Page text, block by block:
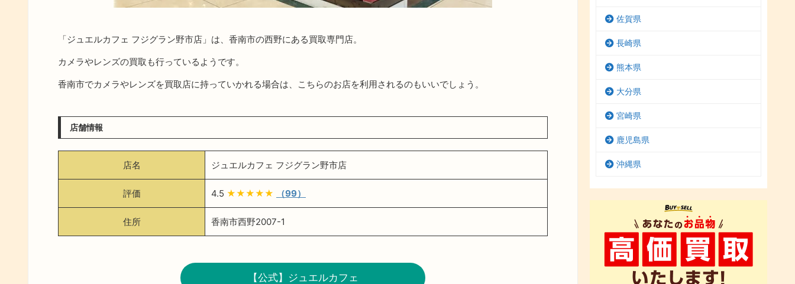
「ジュエルカフェ フジグラン野市店」は、香南市の西野にある買取専門店。
カメラやレンズの買取も行っているようです。
香南市でカメラやレンズを買取店に持っていかれる場合は、こちらのお店を利用されるのもいいでしょう。
店舗情報
店名 ジュエルカフェ フジグラン野市店
評価 4.5 ★★★★★ （99）
住所 香南市西野2007-1
【公式】ジュエルカフェ
佐賀県
長崎県
熊本県
大分県
宮崎県
鹿児島県
沖縄県